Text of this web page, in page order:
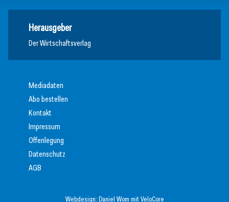
Herausgeber
Der Wirtschaftsverlag
Webdesign: Daniel Wom mitVeloCore
Mediadaten
Abo bestellen
Kontakt
Impressum
Offenlegung
Datenschutz
AGB